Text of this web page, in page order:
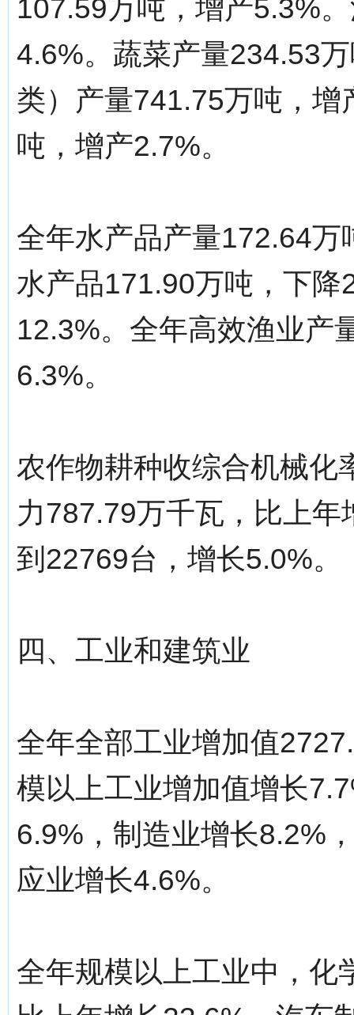
107.59万吨，增产5.3%
4.6%。蔬菜产量234.53
类）产量741.75万吨，
吨，增产2.7%。
全年水产品产量172.64
水产品171.90万吨，下
12.3%。全年高效渔业产
6.3%。
农作物耕种收综合机械化
力787.79万千瓦，比上
到22769台，增长5.0%。
四、工业和建筑业
全年全部工业增加值
模以上工业增加值增长
6.9%，制造业增长8.2%
应业增长4.6%。
全年规模以上工业中，化